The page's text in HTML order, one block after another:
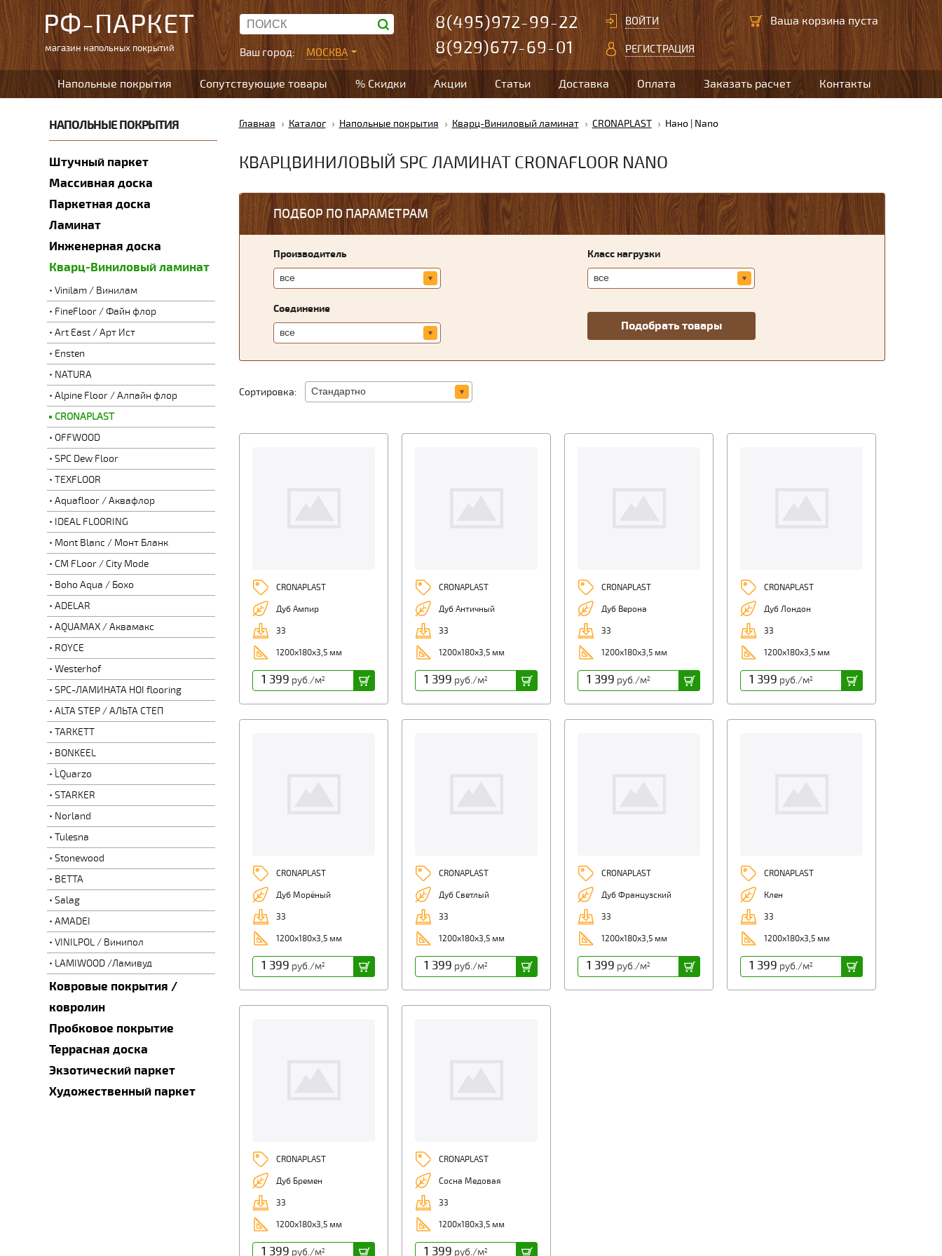
РФ-ПАРКЕТ
магазин напольных покрытий Ваш город: МОСКВА
8(495)972-99-22
8(929)677-69-01
ВОЙТИ
РЕГИСТРАЦИЯ
Ваша корзина пуста
Напольные покрытия Сопутствующие товары % Скидки Акции Статьи Доставка Оплата Заказать расчет Контакты
НАПОЛЬНЫЕ ПОКРЫТИЯ
Штучный паркет
Массивная доска
Паркетная доска
Ламинат
Инженерная доска
Кварц-Виниловый ламинат
Vinilam / Винилам
FineFloor / Файн флор
Art East / Арт Ист
Ensten
NATURA
Alpine Floor / Алпайн флор
CRONAPLAST
OFFWOOD
SPC Dew Floor
TEXFLOOR
Aquafloor / Аквафлор
IDEAL FLOORING
Mont Blanc / Монт Бланк
CM FLoor / City Mode
Boho Aqua / Бохо
ADELAR
AQUAMAX / Аквамакс
ROYCE
Westerhof
SPC-ЛАМИНАТА HOI flooring
ALTA STEP / АЛЬТА СТЕП
TARKETT
BONKEEL
L`Quarzo
STARKER
Norland
Tulesna
Stonewood
BETTA
Salag
AMADEI
VINILPOL / Винипол
LAMIWOOD /Ламивуд
Ковровые покрытия /
ковролин
Пробковое покрытие
Террасная доска
Экзотический паркет
Художественный паркет
Главная Каталог Напольные покрытия Кварц-Виниловый ламинат CRONAPLAST Нано | Nano
КВАРЦВИНИЛОВЫЙ SPC ЛАМИНАТ CRONAFLOOR NANO
ПОДБОР ПО ПАРАМЕТРАМ
Производитель Класс нагрузки
Соединение
Сортировка:
CRONAPLAST
Дуб Ампир
33
1200х180х3,5 мм
1 399 руб./м2
CRONAPLAST
Дуб Античный
33
1200х180х3,5 мм
1 399 руб./м2
CRONAPLAST
Дуб Верона
33
1200х180х3,5 мм
1 399 руб./м2
CRONAPLAST
Дуб Лондон
33
1200х180х3,5 мм
1 399 руб./м2
CRONAPLAST
Дуб Морёный
33
1200х180х3,5 мм
1 399 руб./м2
CRONAPLAST
Дуб Светлый
33
1200х180х3,5 мм
1 399 руб./м2
CRONAPLAST
Дуб Французский
33
1200х180х3,5 мм
1 399 руб./м2
CRONAPLAST
Клен
33
1200х180х3,5 мм
1 399 руб./м2
CRONAPLAST
Дуб Бремен
33
1200х180х3,5 мм
1 399 руб./м2
CRONAPLAST
Сосна Медовая
33
1200х180х3,5 мм
1 399 руб./м2